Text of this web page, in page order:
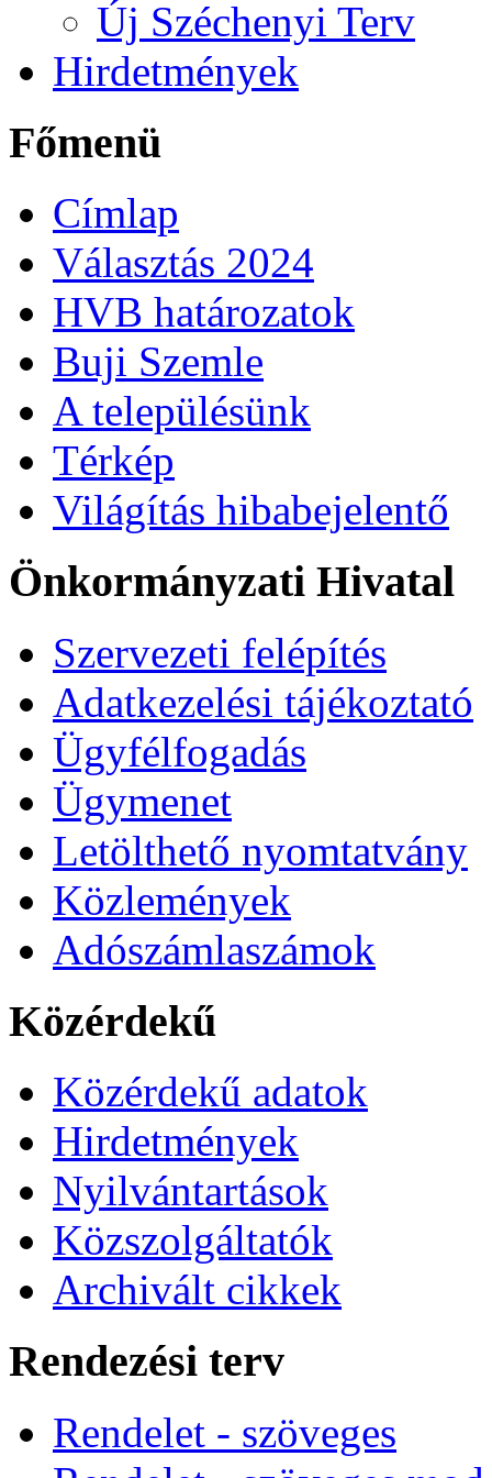
Új Széchenyi Terv
Hirdetmények
Főmenü
Címlap
Választás 2024
HVB határozatok
Buji Szemle
A településünk
Térkép
Világítás hibabejelentő
Önkormányzati Hivatal
Szervezeti felépítés
Adatkezelési tájékoztató
Ügyfélfogadás
Ügymenet
Letölthető nyomtatvány
Közlemények
Adószámlaszámok
Közérdekű
Közérdekű adatok
Hirdetmények
Nyilvántartások
Közszolgáltatók
Archivált cikkek
Rendezési terv
Rendelet - szöveges